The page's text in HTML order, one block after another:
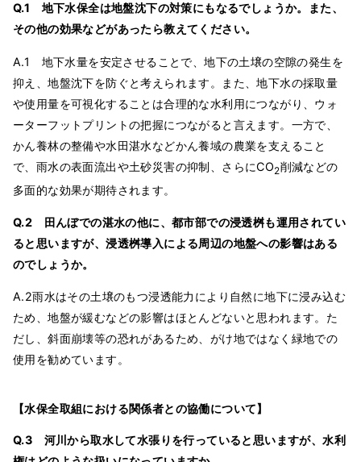
Q.1 地下水保全は地盤沈下の対策にもなるでしょうか。また、
その他の効果などがあったら教えてください。
A.1 地下水量を安定させることで、地下の土壌の空隙の発生を
抑え、地盤沈下を防ぐと考えられます。また、地下水の採取量
や使用量を可視化することは合理的な水利用につながり、ウォ
ーターフットプリントの把握につながると言えます。一方で、
かん養林の整備や水田湛水などかん養域の農業を支えること
で、雨水の表面流出や土砂災害の抑制、さらにCO2削減などの
多面的な効果が期待されます。
Q.2 田んぼでの湛水の他に、都市部での浸透桝も運用されてい
ると思いますが、浸透桝導入による周辺の地盤への影響はある
のでしょうか。
A.2雨水はその土壌のもつ浸透能力により自然に地下に浸み込む
ため、地盤が緩むなどの影響はほとんどないと思われます。た
だし、斜面崩壊等の恐れがあるため、がけ地ではなく緑地での
使用を勧めています。
【水保全取組における関係者との協働について】
Q.3 河川から取水して水張りを行っていると思いますが、水利